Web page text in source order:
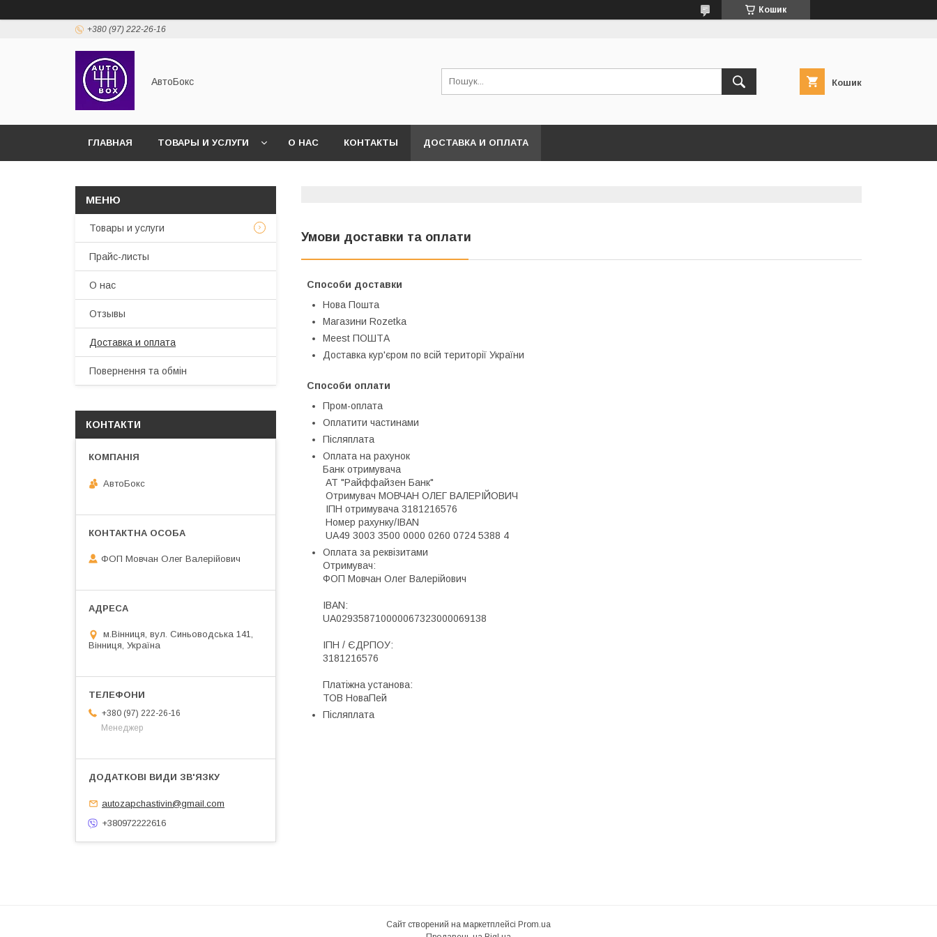
Кошик
+380 (97) 222-26-16
АвтоБокс Кошик
ГЛАВНАЯ ТОВАРЫ И УСЛУГИ О НАС КОНТАКТЫ ДОСТАВКА И ОПЛАТА
Умови доставки та оплати
Способи доставки
Нова Пошта
Магазини Rozetka
Meest ПОШТА
Доставка кур'єром по всій території України
Способи оплати
Пром-оплата
Оплатити частинами
Післяплата
Оплата на рахунок
Банк отримувача
UA49 3003 3500 0000 0260 0724 5388 4
Оплата за реквізитами
Отримувач:
ФОП Мовчан Олег Валерійович
IBAN:
UA029358710000067323000069138
ІПН / ЄДРПОУ:
3181216576
Платіжна установа:
ТОВ НоваПей
Післяплата
Товары и услуги
Прайс-листы
О нас
Отзывы
Доставка и оплата
Повернення та обмін
КОНТАКТИ
АвтоБокс
ФОП Мовчан Олег Валерійович
м.Вінниця, вул. Синьоводська 141,
Вінниця, Україна
+380 (97) 222-26-16
Менеджер
autozapchastivin@gmail.com
+380972222616
Сайт створений на маркетплейсі Prom.ua